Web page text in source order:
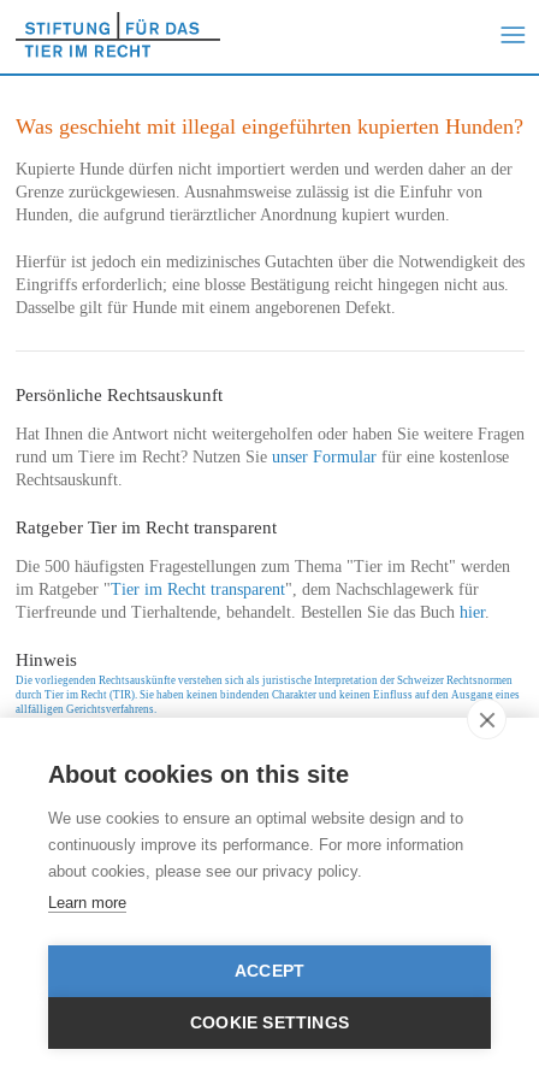
Was geschieht mit illegal eingeführten kupierten Hunden?
Kupierte Hunde dürfen nicht importiert werden und werden daher an der
Grenze zurückgewiesen. Ausnahmsweise zulässig ist die Einfuhr von
Hunden, die aufgrund tierärztlicher Anordnung kupiert wurden.
Hierfür ist jedoch ein medizinisches Gutachten über die Notwendigkeit des
Eingriffs erforderlich; eine blosse Bestätigung reicht hingegen nicht aus.
Dasselbe gilt für Hunde mit einem angeborenen Defekt.
Persönliche Rechtsauskunft
Hat Ihnen die Antwort nicht weitergeholfen oder haben Sie weitere Fragen
rund um Tiere im Recht? Nutzen Sie unser Formularfür eine kostenlose
Rechtsauskunft.
Ratgeber Tier im Recht transparent
Die 500 häufigsten Fragestellungen zum Thema "Tier im Recht" werden
im Ratgeber "Tier im Recht transparent", dem Nachschlagewerk für
Tierfreunde und Tierhaltende, behandelt. Bestellen Sie das Buch hier.
Hinweis
Die vorliegenden Rechtsauskünfte verstehen sich als juristische Interpretation der Schweizer Rechtsnormen
durch Tier im Recht (TIR). Sie haben keinen bindenden Charakter und keinen Einfluss auf den Ausgang eines
allfälligen Gerichtsverfahrens.
Rigistrasse 9
CH - 8006 Zürich
info@tierimrecht.org
IBAN: CH17 0900 0000 8770 0700 7, PostFinance CHF
About cookies on this site
We use cookies to ensure an optimal website design and to
continuously improve its performance. For more information
about cookies, please see our privacy policy.
Learn more
ACCEPT
COOKIE SETTINGS